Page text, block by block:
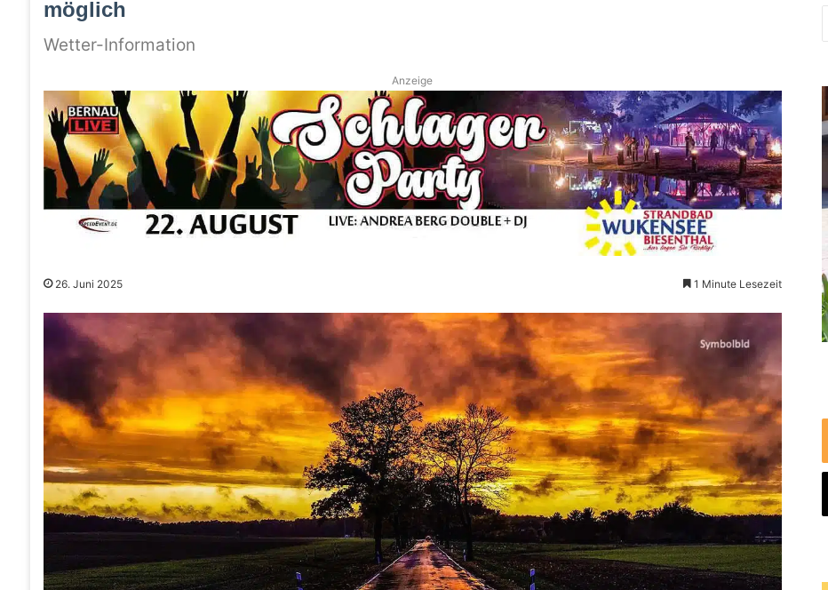
möglich
Wetter-Information
Anzeige
26. Juni 2025 1 Minute Lesezeit